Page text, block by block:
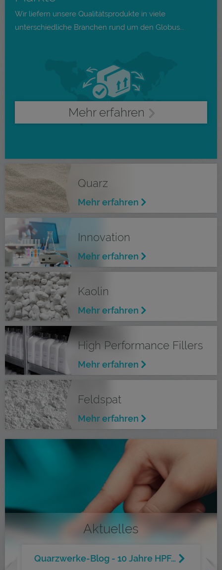
Wir liefern unsere Qualitätsprodukte in viele
unterschiedliche Branchen rund um den Globus...
Mehr erfahren
Quarz
Mehr erfahren
Innovation
Mehr erfahren
Kaolin
Mehr erfahren
High Performance Fillers
Mehr erfahren
Feldspat
Mehr erfahren
Aktuelles
Quarzwerke-Blog - 10 Jahre HPF…